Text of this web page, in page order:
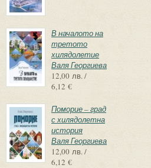
В началото на
третото
хилядолетие
Валя Георгиева
12,00 лв. /
6,12 €
Поморие – град
с хилядолетна
история
Валя Георгиева
12,00 лв. /
6,12 €